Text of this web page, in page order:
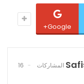
Google+
16